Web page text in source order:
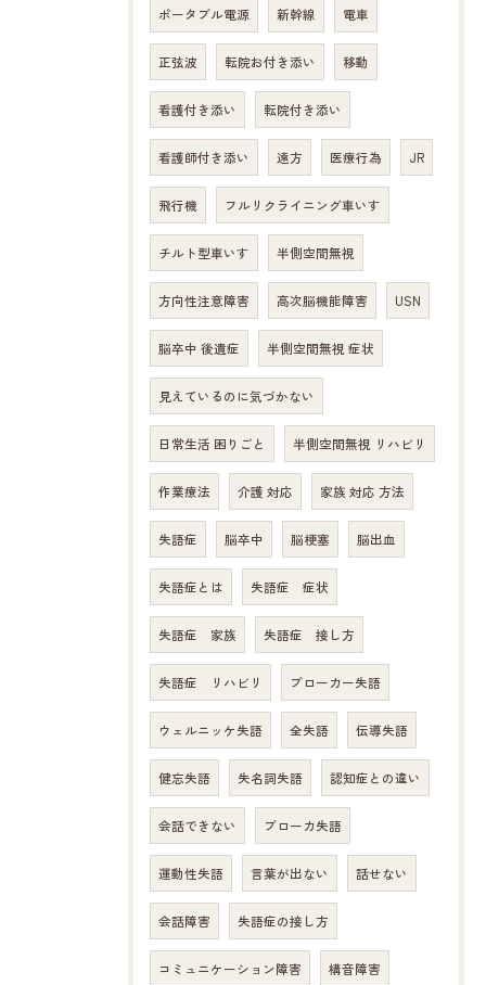
ポータブル電源 新幹線 電車
正弦波 転院お付き添い 移動
看護付き添い 転院付き添い
看護師付き添い 遠方 医療行為 JR
飛行機 フルリクライニング車いす
チルト型車いす 半側空間無視
方向性注意障害 高次脳機能障害 USN
脳卒中 後遺症 半側空間無視 症状
見えているのに気づかない
日常生活 困りごと 半側空間無視 リハビリ
作業療法 介護 対応 家族 対応 方法
失語症 脳卒中 脳梗塞 脳出血
失語症とは 失語症 症状
失語症 家族 失語症 接し方
失語症 リハビリ ブローカー失語
ウェルニッケ失語 全失語 伝導失語
健忘失語 失名詞失語 認知症との違い
会話できない ブローカ失語
運動性失語 言葉が出ない 話せない
会話障害 失語症の接し方
コミュニケーション障害 構音障害